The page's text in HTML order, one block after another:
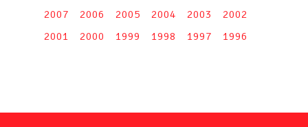
2007
2006 2005 2004 2003
2002
2001
2000 1999 1998 1997 1996